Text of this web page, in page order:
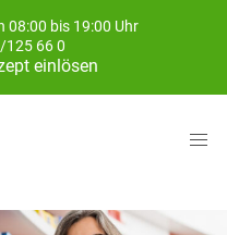
08:00 bis 19:00 Uhr
125 66 0
einlösen